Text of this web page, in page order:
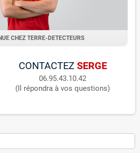
CHEZ TERRE-DETECTEURS
CONTACTEZ SERGE
06.95.43.10.42
(Il répondra à vos questions)